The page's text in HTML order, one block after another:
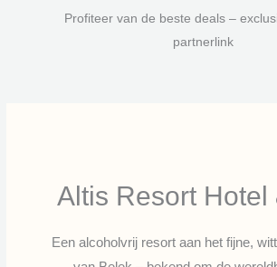
Profiteer van de beste deals –
partnerlink
Altis Resort Hotel
Een alcoholvrij resort aan het fijne,